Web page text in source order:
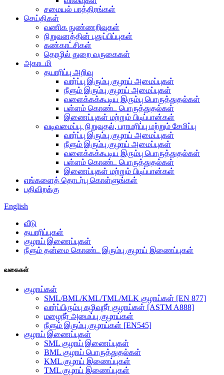
சமையல் பாத்திரங்கள்
செய்திகள்
வணிக நுண்ணறிவுகள்
நிறுவனத்தின் புதுப்பிப்புகள்
கண்காட்சிகள்
தொழில் துறை வருகைகள்
அகாடமி
தயாரிப்பு அறிவு
வார்ப்பு இரும்பு குழாய் அமைப்புகள்
நீளும் இரும்பு குழாய் அமைப்புகள்
வளைக்கக்கூடிய இரும்பு பொருத்துதல்கள்
பள்ளம் கொண்ட பொருத்துதல்கள்
இணைப்புகள் மற்றும் பிடிப்பான்கள்
வடிவமைப்பு, நிறுவுதல், பராமரிப்பு மற்றும் சேமிப்பு
வார்ப்பு இரும்பு குழாய் அமைப்புகள்
நீளும் இரும்பு குழாய் அமைப்புகள்
வளைக்கக்கூடிய இரும்பு பொருத்துதல்கள்
பள்ளம் கொண்ட பொருத்துதல்கள்
இணைப்புகள் மற்றும் பிடிப்பான்கள்
எங்களைத் தொடர்பு கொள்ளுங்கள்
பதிவிறக்கு
English
வீடு
தயாரிப்புகள்
குழாய் இணைப்புகள்
நீளும் தன்மை கொண்ட இரும்பு குழாய் இணைப்புகள்
வகைகள்
குழாய்கள்
SML/BML/KML/TML/MLK குழாய்கள் [EN 877]
வார்ப்பிரும்பு கழிவுநீர் குழாய்கள் [ASTM A888]
மழைநீர் அமைப்பு குழாய்கள்
நீளும் இரும்பு குழாய்கள் [EN545]
குழாய் இணைப்புகள்
SML குழாய் இணைப்புகள்
BML குழாய் பொருத்துதல்கள்
KML குழாய் இணைப்புகள்
TML குழாய் இணைப்புகள்